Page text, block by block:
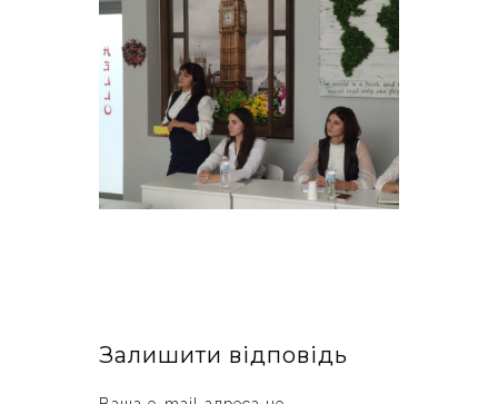
Залишити відповідь